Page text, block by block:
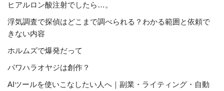
ヒアルロン酸注射でしたら…。
浮気調査で探偵はどこまで調べられる？わかる範囲と依頼で
きない内容
ホルムズで爆発だって
パワハラオヤジは創作？
AIツールを使いこなしたい人へ｜副業・ライティング・自動